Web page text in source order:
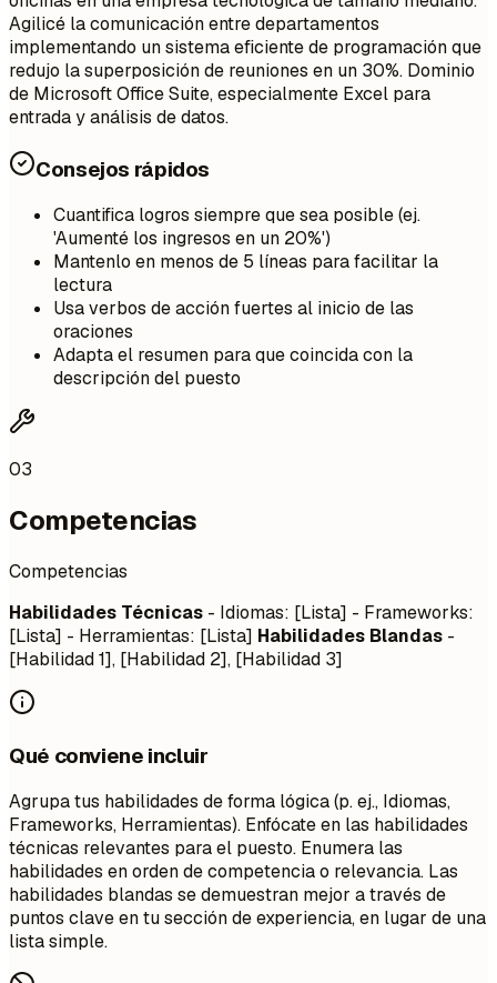
Agilicé la comunicación entre departamentos
implementando un sistema eficiente de programación que
redujo la superposición de reuniones en un 30%. Dominio
de Microsoft Office Suite, especialmente Excel para
entrada y análisis de datos.
Consejos rápidos
Cuantifica logros siempre que sea posible (ej.
'Aumenté los ingresos en un 20%')
Mantenlo en menos de 5 líneas para facilitar la
lectura
Usa verbos de acción fuertes al inicio de las
oraciones
Adapta el resumen para que coincida con la
descripción del puesto
03
Competencias
Competencias
Habilidades Técnicas - Idiomas: [Lista] - Frameworks:
[Lista] - Herramientas: [Lista] Habilidades Blandas -
[Habilidad 1], [Habilidad 2], [Habilidad 3]
Qué conviene incluir
Agrupa tus habilidades de forma lógica (p. ej., Idiomas,
Frameworks, Herramientas). Enfócate en las habilidades
técnicas relevantes para el puesto. Enumera las
habilidades en orden de competencia o relevancia. Las
habilidades blandas se demuestran mejor a través de
puntos clave en tu sección de experiencia, en lugar de una
lista simple.